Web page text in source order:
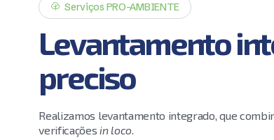
Serviços PRO-AMBIENTE
Levantamento
preciso
Realizamos levantamento integrado, que
verificaçõesin loco.